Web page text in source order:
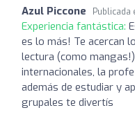
Azul Piccone Publicada
Experiencia fantástica:
es lo más! Te acercan
lectura (como
internacionales, la
además de estudiar y
grupales te divertís